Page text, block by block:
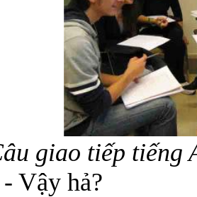
giao tiếp tiếng
Vậy hả?